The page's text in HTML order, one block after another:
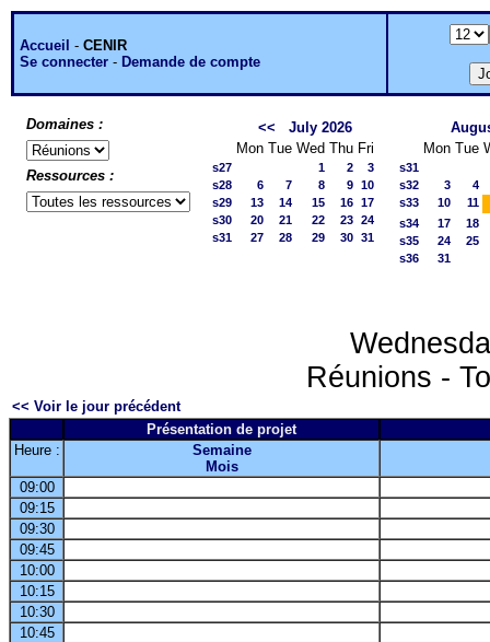
Accueil - CENIR
Se connecter - Demande de compte
Domaines :
Ressources :
<<
July 2026
Mon Tue Wed Thu Fri
s27 1 2
3
s28
6 7 8 9 10
s29
13 14 15 16 17
s30
20 21 22 23 24
s31
27 28 29 30 31
Mon Tue
s31
s32
3
4
s33
10
11
s34
17
18
s35
24
25
s36
31
Réunions -
<< Voir le jour précédent
Présentation de projet
Heure :
Semaine
Mois
09:00
09:15
09:30
09:45
10:00
10:15
10:30
10:45